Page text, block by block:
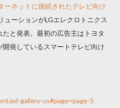
ーネットに接続されたテレビ向け
ューションがLGエレクロトニクス
と発表。最初の広告主はトヨタ
発しているスマートテレビ向け
ad-gallery-us#page=page-5